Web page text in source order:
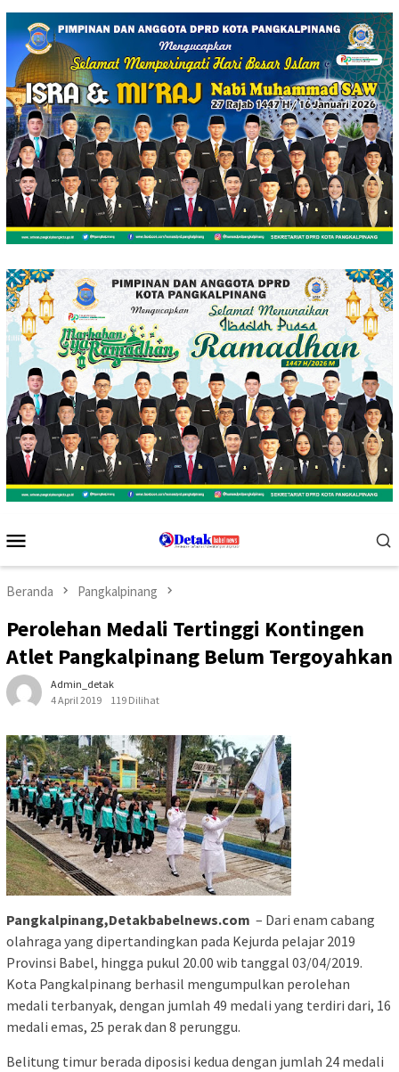
Loncat
konten
Mobile
Beranda Pangkalpinang
Perolehan Medali Tertinggi Kontingen
Atlet Pangkalpinang Belum Tergoyahkan
Admin_detak
4 April 2019
119 Dilihat
Pangkalpinang,Detakbabelnews.com – Dari enam cabang
olahraga yang dipertandingkan pada Kejurda pelajar 2019
Provinsi Babel, hingga pukul 20.00 wib tanggal 03/04/2019.
Kota Pangkalpinang berhasil mengumpulkan perolehan
medali terbanyak, dengan jumlah 49 medali yang terdiri dari, 16
medali emas, 25 perak dan 8 perunggu.
Belitung timur berada diposisi kedua dengan jumlah 24 medali